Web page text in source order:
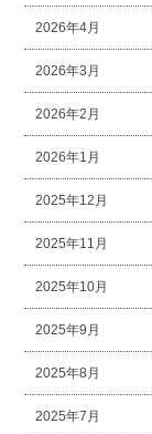
2026年4月
2026年3月
2026年2月
2026年1月
2025年12月
2025年11月
2025年10月
2025年9月
2025年8月
2025年7月